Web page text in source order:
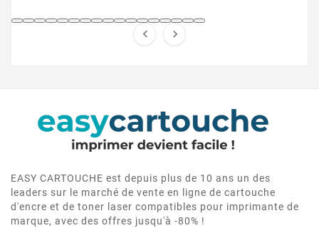
 
EASY CARTOUCHE est depuis plus de 10 ans un des
leaders sur le marché de vente en ligne de cartouche
d'encre et de toner laser compatibles pour imprimante de
marque, avec des offres jusqu'à -80% !